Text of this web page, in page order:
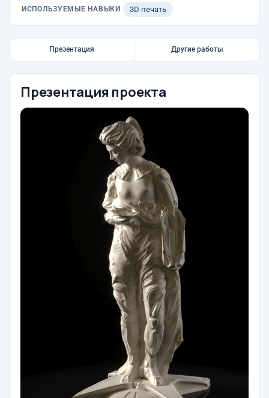
ИСПОЛЬЗУЕМЫЕ НАВЫКИ 3D печать
Презентация Другие работы
Презентация проекта